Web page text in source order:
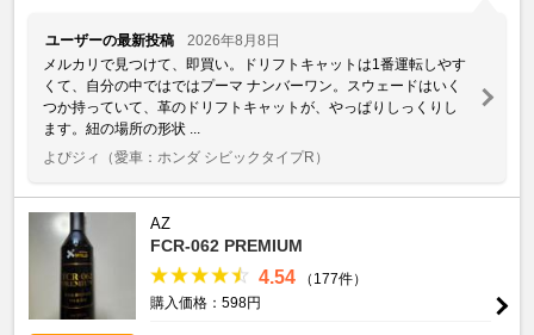
ユーザーの最新投稿
2026年8月8日
メルカリで見つけて、即買い。ドリフトキャットは1番運転しやす
くて、自分の中ではではプーマ ナンバーワン。スウェードはいく
つか持っていて、革のドリフトキャットが、やっぱりしっくりし
ます。紐の場所の形状 ...
よぴジィ
（愛車：ホンダ シビックタイプR）
AZ
FCR-062 PREMIUM
4.54
（177件）
購入価格：598円